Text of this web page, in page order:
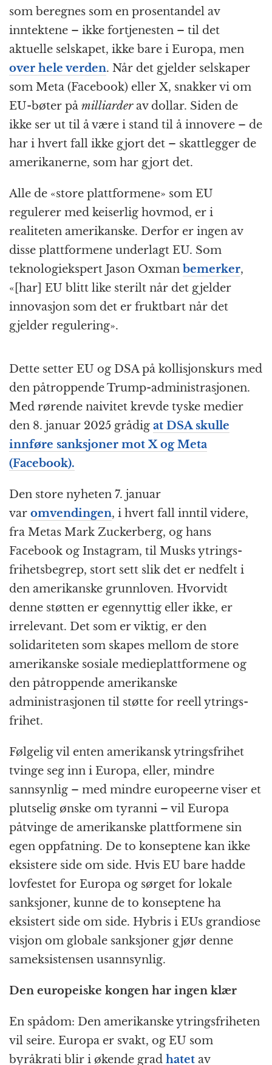
som beregnes som en prosentandel av
inntektene – ikke fortjenesten – til det
aktuelle selskapet, ikke bare i Europa, men
over hele verden. Når det gjelder selskaper
som Meta (Facebook) eller X, snakker vi om
EU-bøter på milliarderav dollar. Siden de
ikke ser ut til å være i stand til å innovere – de
har i hvert fall ikke gjort det – skattlegger de
amerikanerne, som har gjort det.
Alle de «store plattformene» som EU
regulerer med keiserlig hovmod, er i
realiteten amerikanske. Derfor er ingen av
disse plattformene underlagt EU. Som
teknologi­ekspert Jason Oxman bemerker,
«[har] EU blitt like sterilt når det gjelder
innovasjon som det er fruktbart når det
gjelder regulering».
Dette setter EU og DSA på kollisjonskurs med
den påtroppende Trump-administrasjonen.
Med rørende naivitet krevde tyske medier
den 8. januar 2025 grådig at DSA skulle
innføre sanksjoner mot X og Meta
(Facebook).
Den store nyheten 7. januar
var omvendingen, i hvert fall inntil videre,
fra Metas Mark Zuckerberg, og hans
Facebook og Instagram, til Musks ytrings­
frihets­begrep, stort sett slik det er nedfelt i
den amerikanske grunnloven. Hvorvidt
denne støtten er egennyttig eller ikke, er
irrelevant. Det som er viktig, er den
solidariteten som skapes mellom de store
amerikanske sosiale medie­platt­formene og
den påtroppende amerikanske
administrasjonen til støtte for reell ytrings­
frihet.
Følgelig vil enten amerikansk ytrings­frihet
tvinge seg inn i Europa, eller, mindre
sannsynlig – med mindre europeerne viser et
plutselig ønske om tyranni – vil Europa
påtvinge de amerikanske platt­formene sin
egen oppfatning. De to konseptene kan ikke
eksistere side om side. Hvis EU bare hadde
lovfestet for Europa og sørget for lokale
sanksjoner, kunne de to konseptene ha
eksistert side om side. Hybris i EUs grandiose
visjon om globale sanksjoner gjør denne
sameksistensen usannsynlig.
Den europeiske kongen har ingen klær
En spådom: Den amerikanske ytrings­friheten
vil seire. Europa er svakt, og EU som
byråkrati blir i økende grad hatet av